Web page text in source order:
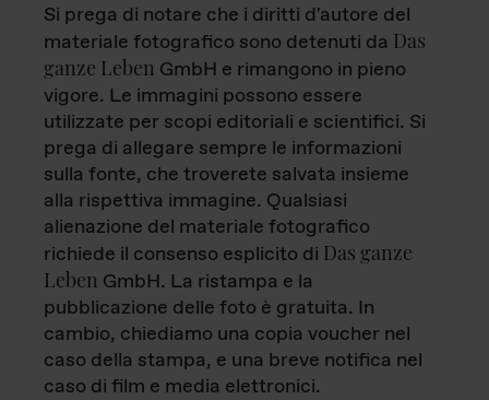
Si prega di notare che i diritti d'autore del
materiale fotografico sono detenuti da Das
ganze Leben GmbH e rimangono in pieno
vigore. Le immagini possono essere
utilizzate per scopi editoriali e scientifici. Si
prega di allegare sempre le informazioni
sulla fonte, che troverete salvata insieme
alla rispettiva immagine. Qualsiasi
alienazione del materiale fotografico
richiede il consenso esplicito di Das ganze
Leben GmbH. La ristampa e la
pubblicazione delle foto è gratuita. In
cambio, chiediamo una copia voucher nel
caso della stampa, e una breve notifica nel
caso di film e media elettronici.